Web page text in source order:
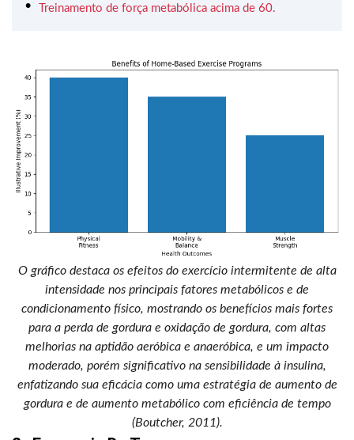
Treinamento de força metabólica acima de 60.
O gráfico destaca os efeitos do exercício intermitente de alta
intensidade nos principais fatores metabólicos e de
condicionamento físico, mostrando os benefícios mais fortes
para a perda de gordura e oxidação de gordura, com altas
melhorias na aptidão aeróbica e anaeróbica, e um impacto
moderado, porém significativo na sensibilidade à insulina,
enfatizando sua eficácia como uma estratégia de aumento de
gordura e de aumento metabólico com eficiência de tempo
(Boutcher, 2011).